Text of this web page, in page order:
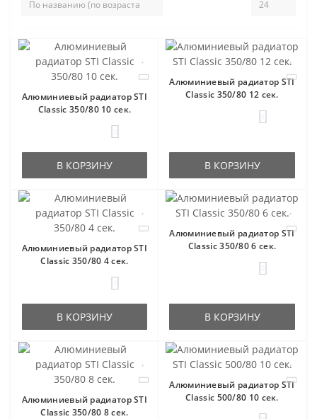
нашего магазина.
Алюминиевый радиатор STI
Classic 350/80 10 сек.
В КОРЗИНУ
Алюминиевый радиатор STI
Classic 350/80 12 сек.
В КОРЗИНУ
Алюминиевый радиатор STI
Classic 350/80 4 сек.
В КОРЗИНУ
Алюминиевый радиатор STI
Classic 350/80 6 сек.
В КОРЗИНУ
Алюминиевый радиатор STI
Classic 350/80 8 сек.
Алюминиевый радиатор STI
Classic 500/80 10 сек.